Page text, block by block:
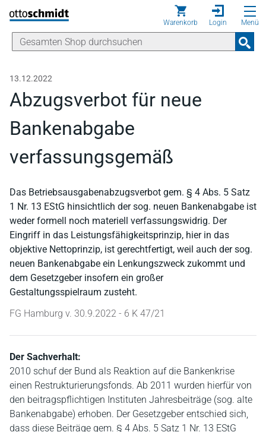
Direkt zum Inhalt
Warenkorb Login Menü
13.12.2022
Abzugsverbot für neue
Bankenabgabe
verfassungsgemäß
Das Betriebsausgabenabzugsverbot gem. § 4 Abs. 5 Satz
1 Nr. 13 EStG hinsichtlich der sog. neuen Bankenabgabe ist
weder formell noch materiell verfassungswidrig. Der
Eingriff in das Leistungsfähigkeitsprinzip, hier in das
objektive Nettoprinzip, ist gerechtfertigt, weil auch der sog.
neuen Bankenabgabe ein Lenkungszweck zukommt und
dem Gesetzgeber insofern ein großer
Gestaltungsspielraum zusteht.
FG Hamburg v. 30.9.2022 - 6 K 47/21
Der Sachverhalt:
2010 schuf der Bund als Reaktion auf die Bankenkrise
einen Restrukturierungsfonds. Ab 2011 wurden hierfür von
den beitragspflichtigen Instituten Jahresbeiträge (sog. alte
Bankenabgabe) erhoben. Der Gesetzgeber entschied sich,
dass diese Beiträge gem. § 4 Abs. 5 Satz 1 Nr. 13 EStG